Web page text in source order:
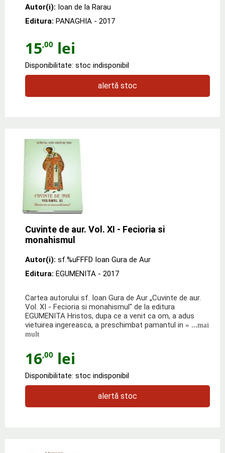
Autor(i): Ioan de la Rarau
Editura: PANAGHIA - 2017
15,00 lei
Disponibilitate: stoc indisponibil
alertă stoc
Cuvinte de aur. Vol. XI - Fecioria si
monahismul
Autor(i): sf.%uFFFD Ioan Gura de Aur
Editura: EGUMENITA - 2017
Cartea autorului sf. Ioan Gura de Aur „Cuvinte de aur.
Vol. XI - Fecioria si monahismul" de la editura
EGUMENITA Hristos, dupa ce a venit ca om, a adus
vietuirea ingereasca, a preschimbat pamantul in » ...mai
mult
16,00 lei
Disponibilitate: stoc indisponibil
alertă stoc